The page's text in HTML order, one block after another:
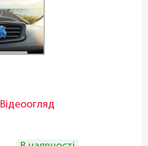
Відеоогляд